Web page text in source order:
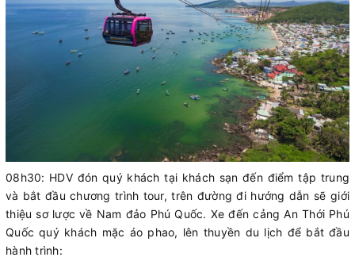
08h30: HDV đón quý khách tại khách sạn đến điểm tập trung
và bắt đầu chương trình tour, trên đường đi hướng dẫn sẽ giới
thiệu sơ lược về Nam đảo Phú Quốc. Xe đến cảng An Thới Phú
Quốc quý khách mặc áo phao, lên thuyền du lịch để bắt đầu
hành trình: